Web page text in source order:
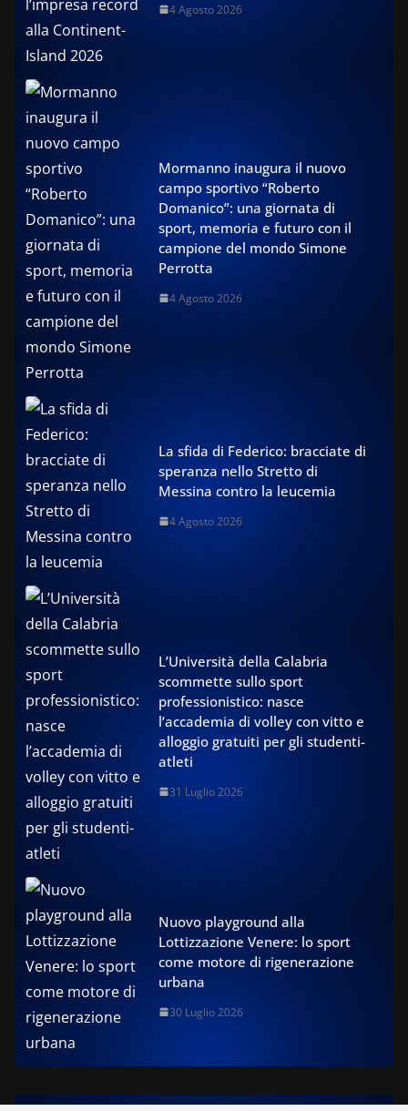
4 Agosto 2026
Mormanno inaugura il nuovo
campo sportivo “Roberto
Domanico”: una giornata di
sport, memoria e futuro con il
campione del mondo Simone
Perrotta
4 Agosto 2026
La sfida di Federico: bracciate di
speranza nello Stretto di
Messina contro la leucemia
4 Agosto 2026
L’Università della Calabria
scommette sullo sport
professionistico: nasce
l’accademia di volley con vitto e
alloggio gratuiti per gli studenti-
atleti
31 Luglio 2026
Nuovo playground alla
Lottizzazione Venere: lo sport
come motore di rigenerazione
urbana
30 Luglio 2026